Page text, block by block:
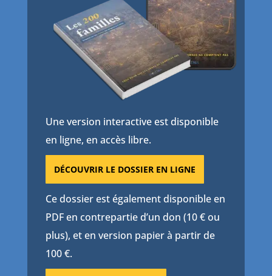
Une version interactive est disponible
en ligne, en accès libre.
DÉCOUVRIR LE DOSSIER EN LIGNE
Ce dossier est également disponible en
PDF en contrepartie d’un don (10 € ou
plus), et en version papier à partir de
100 €.